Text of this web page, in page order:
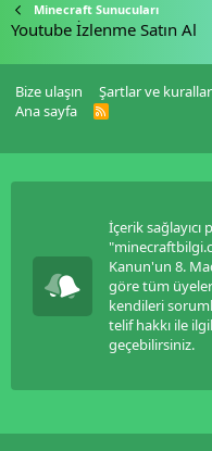
Minecraft Sunucuları
Youtube İzlenme Satın Al
Bize ulaşın Şartlar ve kurallar
Ana sayfa
R
İçerik
Kanun'un 8.
göre tüm
kendileri
telif hakkı ile
geçebilirsiniz.